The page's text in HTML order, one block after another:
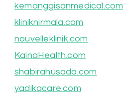
kemanggisanmedical.com
kliniknirmala.com
nouvelleklinik.com
KainaHealth.com
shabirahusada.com
yadikacare.com